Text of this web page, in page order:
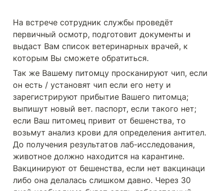
На встрече сотрудник службы проведёт
первичный осмотр, подготовит документы и
выдаст Вам список ветеринарных врачей, к
которым Вы сможете обратиться.
Так же Вашему питомцу просканируют чип, если
он есть / установят чип если его нету и
зарегистрируют прибытие Вашего питомца;
выпишут новый вет. паспорт, если такого нет;
если Ваш питомец привит от бешенства, то
возьмут анализ крови для определения антител.
До получения результатов лаб-исследования,
животное должно находится на карантине.
Вакцинируют от бешенства, если нет вакцинаци
либо она делалась слишком давно. Через 30